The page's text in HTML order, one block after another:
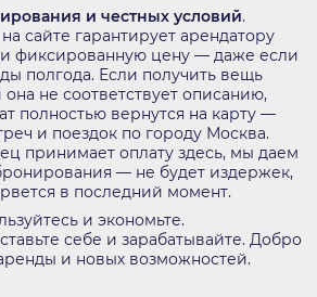
и честных условий.
сайте гарантирует арендатору
фиксированную цену — даже если
полгода. Если получить вещь
не соответствует описанию,
полностью вернутся на карту —
и поездок по городу Москва.
принимает оплату здесь, мы даем
— не будет издержек,
в последний момент.
и экономьте.
себе и зарабатывайте. Добро
и новых возможностей.